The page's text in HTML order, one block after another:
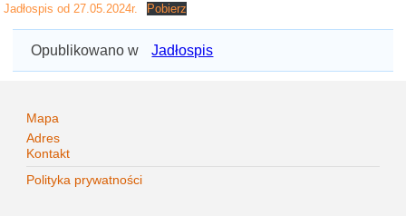
Jadłospis od 27.05.2024r. Pobierz
Opublikowano w Jadłospis
Mapa
Adres
Kontakt
Polityka prywatności